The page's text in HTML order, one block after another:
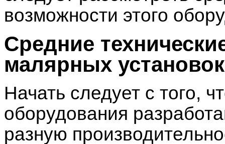
возможности этого
Средние
малярных установок
Начать следует с того,
оборудования
разную